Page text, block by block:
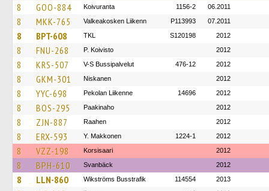
8 GOO-884 Koivuranta 1156-2 06.2011
8 MKK-765 Valkeakosken Liikenn P113993 07.2011
8 BPT-608 TKL S120198 2012
8 FNU-268 P. Koivisto 2012
8 KRS-507 V-S Bussipalvelut 476-12 2012
8 GKM-301 Niskanen 2012
8 YYC-698 Pekolan Liikenne 14696 2012
8 BOS-295 Paakinaho 2012
8 ZJN-887 Raahen 2012
8 ERX-593 Y. Makkonen 1224-1 2012
8 VZZ-198 Korsisaari 2012
8 BPH-610 Svanbäck 2012
8 LLN-860 Wikströms Busstrafik 114554 2013